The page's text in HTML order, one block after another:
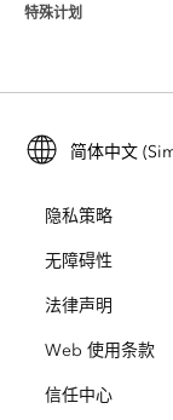
Esri Store
Esri 年轻专家关系网
位置智能
培训
ArcUser
ArcNews
ArcWatch
关于 Esri
招贤纳士
开放视野
业务行为准则
特殊计划
ArcGIS for Student Use
保护
教育
简体中文
隐私策略
无障碍性
法律声明
Web 使用条款
信任中心